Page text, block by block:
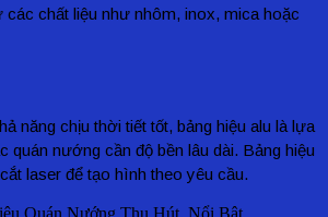
các chất liệu như nhôm, inox, mica hoặc
năng chịu thời tiết tốt, bảng hiệu alu là lựa
quán nướng cần độ bền lâu dài. Bảng hiệu
laser để tạo hình theo yêu cầu.